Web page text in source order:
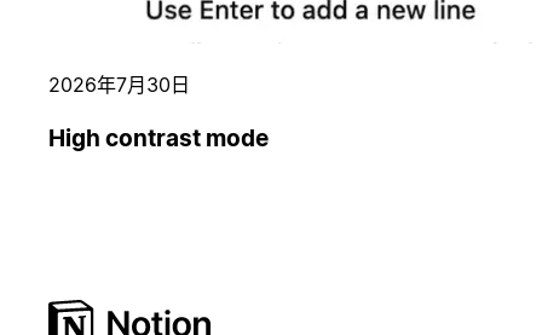
2026年7月30日
High contrast mode